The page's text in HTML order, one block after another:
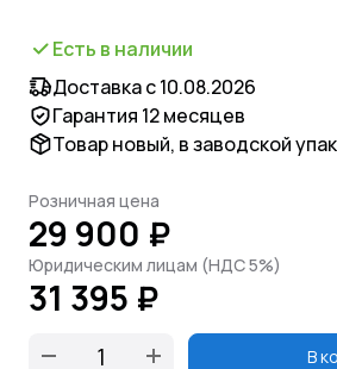
Есть в наличии
Доставка с 10.08.2026
Гарантия 12 месяцев
Товар новый, в заводской
Розничная цена
29 900 ₽
Юридическим лицам (НДС 5%)
31 395 ₽
В